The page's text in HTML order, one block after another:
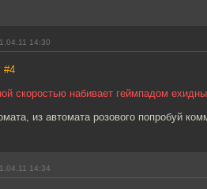
14:30
#4
скоростью набивает геймпадом
из автомата розового попробуй
14:34